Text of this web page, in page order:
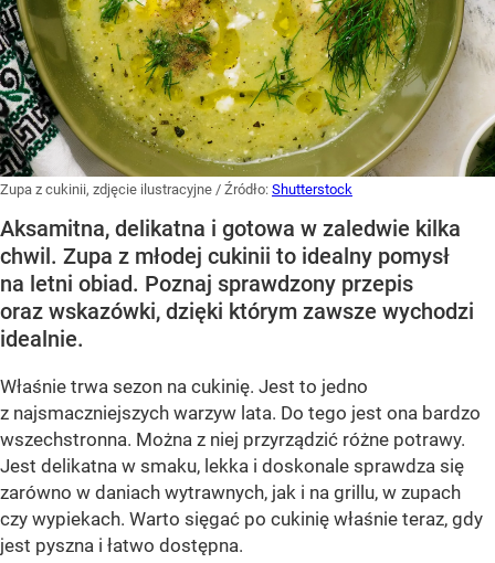
Zupa z cukinii, zdjęcie ilustracyjne / Źródło: Shutterstock
Aksamitna, delikatna i gotowa w zaledwie kilka
chwil. Zupa z młodej cukinii to idealny pomysł
na letni obiad. Poznaj sprawdzony przepis
oraz wskazówki, dzięki którym zawsze wychodzi
idealnie.
Właśnie trwa sezon na cukinię. Jest to jedno
z najsmaczniejszych warzyw lata. Do tego jest ona bardzo
wszechstronna. Można z niej przyrządzić różne potrawy.
Jest delikatna w smaku, lekka i doskonale sprawdza się
zarówno w daniach wytrawnych, jak i na grillu, w zupach
czy wypiekach. Warto sięgać po cukinię właśnie teraz, gdy
jest pyszna i łatwo dostępna.